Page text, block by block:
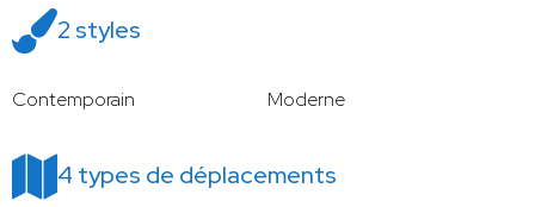
2 styles
Contemporain Moderne
4 types de déplacements